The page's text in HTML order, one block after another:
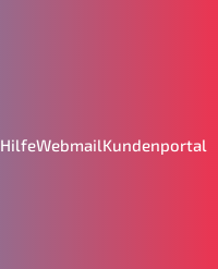
HilfeWebmailKundenportal